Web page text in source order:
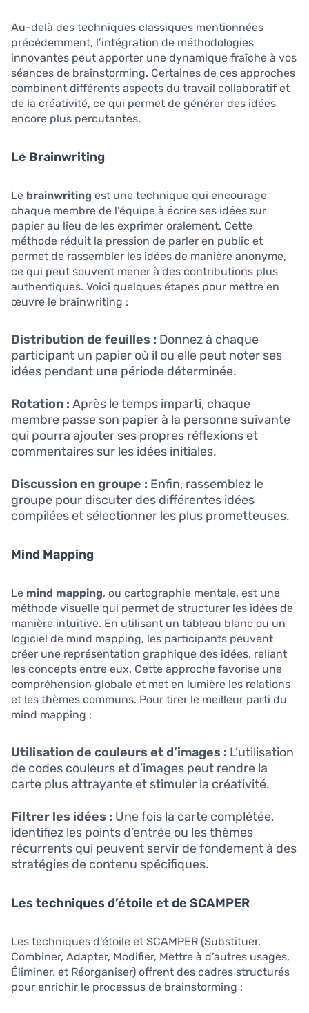
Au-delà des techniques classiques mentionnées
précédemment, l’intégration de méthodologies
innovantes peut apporter une dynamique fraîche à vos
séances de brainstorming. Certaines de ces approches
combinent différents aspects du travail collaboratif et
de la créativité, ce qui permet de générer des idées
encore plus percutantes.
Le Brainwriting
Le brainwriting est une technique qui encourage
chaque membre de l’équipe à écrire ses idées sur
papier au lieu de les exprimer oralement. Cette
méthode réduit la pression de parler en public et
permet de rassembler les idées de manière anonyme,
ce qui peut souvent mener à des contributions plus
authentiques. Voici quelques étapes pour mettre en
œuvre le brainwriting :
Distribution de feuilles : Donnez à chaque
participant un papier où il ou elle peut noter ses
idées pendant une période déterminée.
Rotation : Après le temps imparti, chaque
membre passe son papier à la personne suivante
qui pourra ajouter ses propres réflexions et
commentaires sur les idées initiales.
Discussion en groupe : Enfin, rassemblez le
groupe pour discuter des différentes idées
compilées et sélectionner les plus prometteuses.
Mind Mapping
Le mind mapping, ou cartographie mentale, est une
méthode visuelle qui permet de structurer les idées de
manière intuitive. En utilisant un tableau blanc ou un
logiciel de mind mapping, les participants peuvent
créer une représentation graphique des idées, reliant
les concepts entre eux. Cette approche favorise une
compréhension globale et met en lumière les relations
et les thèmes communs. Pour tirer le meilleur parti du
mind mapping :
Utilisation de couleurs et d’images : L’utilisation
de codes couleurs et d’images peut rendre la
carte plus attrayante et stimuler la créativité.
Filtrer les idées : Une fois la carte complétée,
identifiez les points d’entrée ou les thèmes
récurrents qui peuvent servir de fondement à des
stratégies de contenu spécifiques.
Les techniques d’étoile et de SCAMPER
Les techniques d’étoile et SCAMPER (Substituer,
Combiner, Adapter, Modifier, Mettre à d’autres usages,
Éliminer, et Réorganiser) offrent des cadres structurés
pour enrichir le processus de brainstorming :